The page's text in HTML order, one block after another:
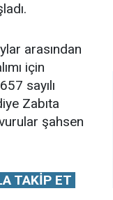
arasından
için
sayılı
Zabıta
şahsen
TAKİP ET